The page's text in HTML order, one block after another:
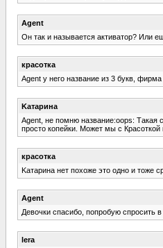
Agent
Он так и называется активатор? Или
красотка
Agent у него название из 3 букв,
Kатарина
Agent, не помню название:oops: Такая
просто копейки. Может мы с
красотка
Kатарина нет похоже это одно и тоже
Agent
Девочки спасибо, попробую спросить
lera